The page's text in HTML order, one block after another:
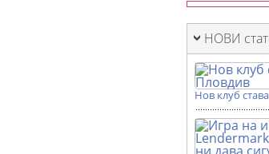
НОВИ
Нов клуб